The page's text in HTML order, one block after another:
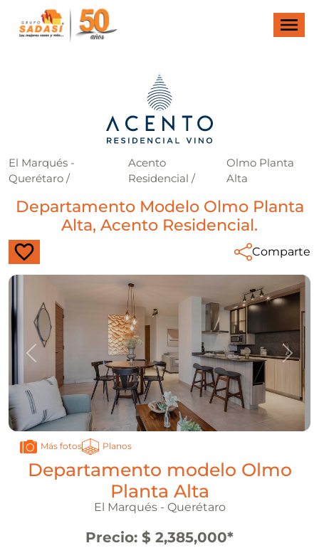
El Marqués -
Querétaro /
Acento
Residencial /
Olmo Planta
Alta
Departamento Modelo Olmo Planta
Alta, Acento Residencial.
Comparte
Anterior
Más fotos Planos
Departamento modelo Olmo
Planta Alta
El Marqués - Querétaro
Precio: $ 2,385,000*